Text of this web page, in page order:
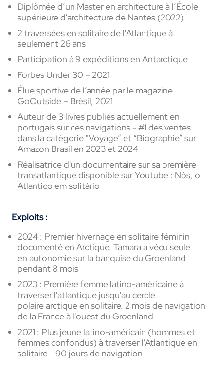
Diplômée d’un Master en architecture à l’École
supérieure d'architecture de Nantes (2022)
2 traversées en solitaire de l'Atlantique à
seulement 26 ans
Participation à 9 expéditions en Antarctique
Forbes Under 30 – 2021
Élue sportive de l’année par le magazine
GoOutside – Brésil, 2021
Auteur de 3 livres publiés actuellement en
portugais sur ces navigations - #1 des ventes
dans la catégorie "Voyage” et “Biographie” sur
Amazon Brasil en 2023 et 2024
Réalisatrice d'un documentaire sur sa première
transatlantique disponible sur Youtube : Nós, o
Atlantico em solitário
Exploits :
2024 : Premier hivernage en solitaire féminin
documenté en Arctique. Tamara a vécu seule
en autonomie sur la banquise du Groenland
pendant 8 mois
2023 : Première femme latino-américaine à
traverser l'atlantique jusqu'au cercle
polaire arctique en solitaire. 2 mois de navigation
de la France à l'ouest du Groenland
2021 : Plus jeune latino-américain (hommes et
femmes confondus) à traverser l'Atlantique en
solitaire - 90 jours de navigation